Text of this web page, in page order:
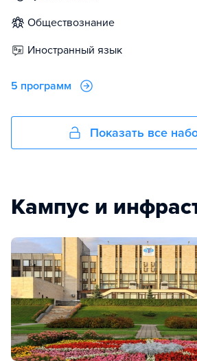
обществознание
иностранный язык
5 программ
Показать все
Кампус и